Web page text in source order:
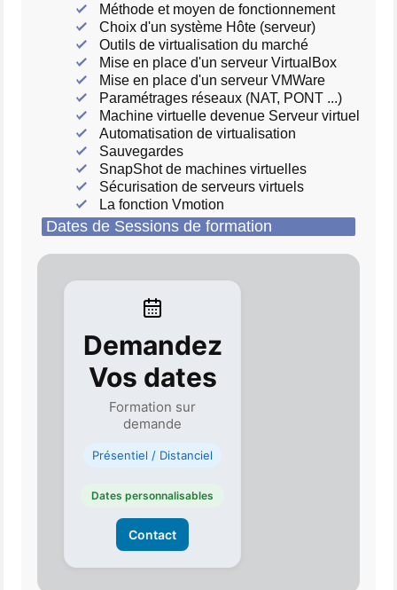
Méthode et moyen de fonctionnement
Choix d'un système Hôte (serveur)
Outils de virtualisation du marché
Mise en place d'un serveur VirtualBox
Mise en place d'un serveur VMWare
Paramétrages réseaux (NAT, PONT ...)
Machine virtuelle devenue Serveur virtuel
Automatisation de virtualisation
Sauvegardes
SnapShot de machines virtuelles
Sécurisation de serveurs virtuels
La fonction Vmotion
Dates de Sessions de formation
Demandez
Vos dates
Formation sur
demande
Présentiel / Distanciel
Dates personnalisables
Contact